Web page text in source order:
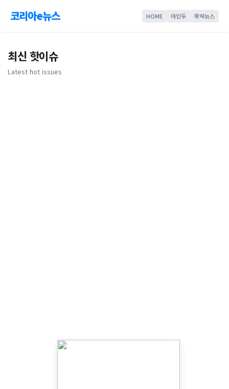
코리아e뉴스 HOME 마인두 뚝딱뉴스
최신 핫이슈
Latest hot issues